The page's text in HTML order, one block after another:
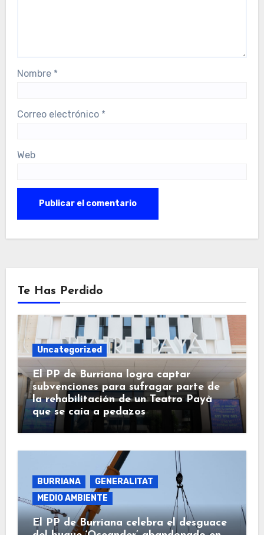
Nombre *
Correo electrónico *
Web
Te Has Perdido
Uncategorized
El PP de Burriana logra captar
subvenciones para sufragar parte de
la rehabilitación de un Teatro Payà
que se caía a pedazos
BURRIANA
GENERALITAT
MEDIO AMBIENTE
El PP de Burriana celebra el desguace